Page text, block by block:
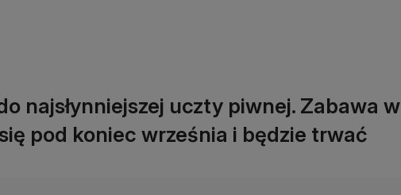
najsłynniejszej uczty piwnej. Zabawa w
pod koniec września i będzie trwać